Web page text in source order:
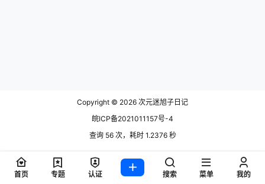
Copyright © 2026 次元迷旭子日记
皖ICP备2021011157号-4
查询 56 次，耗时 1.2376 秒
首页 专题 认证 搜索 菜单 我的